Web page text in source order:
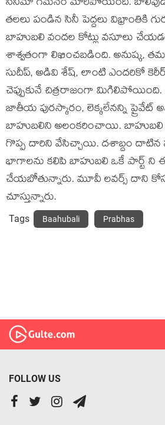
తలలు పండిన సినీ పెద్దలు విభ్రాంతికి
బాహుబలి వందల కోట్లు వసూలు
శాశ్వతంగా లిఖించబడింది. అనుష్క,
సుదీప్, అడివి శేష్, లాంటి ఎందరికో
చెప్పుకునే చిత్రరాజంగా మిగిలిపోయింది.
జాతీయ పురస్కారం, లెక్కలేనన్ని ప్రైవేట్
బాహుబలిని అలంకరించాయి. బాహుబలి 2
గొప్ప దారిని వేసిచ్చాయి. దశాబ్దం దాటిన
భాగాలను కలిపి బాహుబలి ఒకే పార్ట్ ని
చేయబోతున్నారు. మూవీ లవర్స్ దాని
చూస్తున్నారు.
Tags Baahubali Prabhas
FOLLOW US